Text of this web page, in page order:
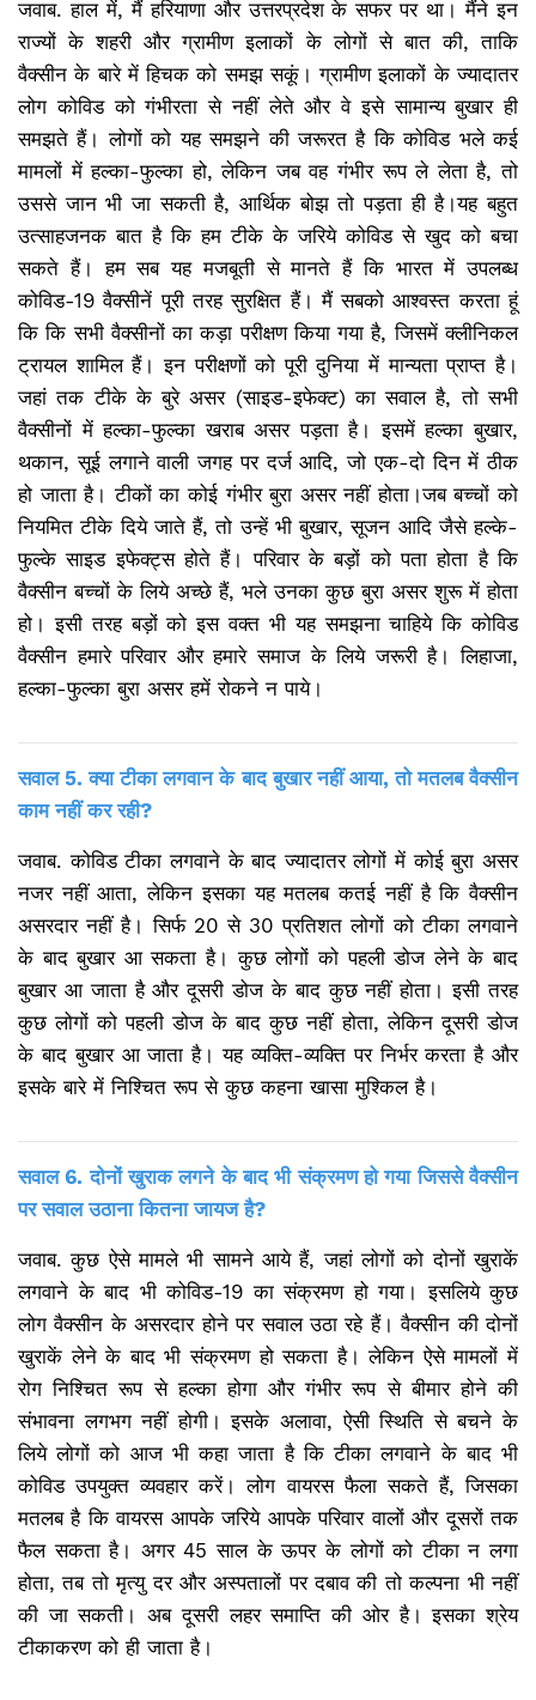
जवाब. हाल में, मैं हरियाणा और उत्तरप्रदेश के सफर पर था। मैंने इन
राज्यों के शहरी और ग्रामीण इलाकों के लोगों से बात की, ताकि
वैक्सीन के बारे में हिचक को समझ सकूं। ग्रामीण इलाकों के ज्यादातर
लोग कोविड को गंभीरता से नहीं लेते और वे इसे सामान्य बुखार ही
समझते हैं। लोगों को यह समझने की जरूरत है कि कोविड भले कई
मामलों में हल्का-फुल्का हो, लेकिन जब वह गंभीर रूप ले लेता है, तो
उससे जान भी जा सकती है, आर्थिक बोझ तो पड़ता ही है।यह बहुत
उत्साहजनक बात है कि हम टीके के जरिये कोविड से खुद को बचा
सकते हैं। हम सब यह मजबूती से मानते हैं कि भारत में उपलब्ध
कोविड-19 वैक्सीनें पूरी तरह सुरक्षित हैं। मैं सबको आश्वस्त करता हूं
कि कि सभी वैक्सीनों का कड़ा परीक्षण किया गया है, जिसमें क्लीनिकल
ट्रायल शामिल हैं। इन परीक्षणों को पूरी दुनिया में मान्यता प्राप्त है।
जहां तक टीके के बुरे असर (साइड-इफेक्ट) का सवाल है, तो सभी
वैक्सीनों में हल्का-फुल्का खराब असर पड़ता है। इसमें हल्का बुखार,
थकान, सूई लगाने वाली जगह पर दर्ज आदि, जो एक-दो दिन में ठीक
हो जाता है। टीकों का कोई गंभीर बुरा असर नहीं होता।जब बच्चों को
नियमित टीके दिये जाते हैं, तो उन्हें भी बुखार, सूजन आदि जैसे हल्के-
फुल्के साइड इफेक्ट्स होते हैं। परिवार के बड़ों को पता होता है कि
वैक्सीन बच्चों के लिये अच्छे हैं, भले उनका कुछ बुरा असर शुरू में होता
हो। इसी तरह बड़ों को इस वक्त भी यह समझना चाहिये कि कोविड
वैक्सीन हमारे परिवार और हमारे समाज के लिये जरूरी है। लिहाजा,
हल्का-फुल्का बुरा असर हमें रोकने न पाये।
सवाल 5. क्या टीका लगवान के बाद बुखार नहीं आया, तो मतलब वैक्सीन
काम नहीं कर रही?
जवाब. कोविड टीका लगवाने के बाद ज्यादातर लोगों में कोई बुरा असर
नजर नहीं आता, लेकिन इसका यह मतलब कतई नहीं है कि वैक्सीन
असरदार नहीं है। सिर्फ 20 से 30 प्रतिशत लोगों को टीका लगवाने
के बाद बुखार आ सकता है। कुछ लोगों को पहली डोज लेने के बाद
बुखार आ जाता है और दूसरी डोज के बाद कुछ नहीं होता। इसी तरह
कुछ लोगों को पहली डोज के बाद कुछ नहीं होता, लेकिन दूसरी डोज
के बाद बुखार आ जाता है। यह व्यक्ति-व्यक्ति पर निर्भर करता है और
इसके बारे में निश्चित रूप से कुछ कहना खासा मुश्किल है।
सवाल 6. दोनों खुराक लगने के बाद भी संक्रमण हो गया जिससे वैक्सीन
पर सवाल उठाना कितना जायज है?
जवाब. कुछ ऐसे मामले भी सामने आये हैं, जहां लोगों को दोनों खुराकें
लगवाने के बाद भी कोविड-19 का संक्रमण हो गया। इसलिये कुछ
लोग वैक्सीन के असरदार होने पर सवाल उठा रहे हैं। वैक्सीन की दोनों
खुराकें लेने के बाद भी संक्रमण हो सकता है। लेकिन ऐसे मामलों में
रोग निश्चित रूप से हल्का होगा और गंभीर रूप से बीमार होने की
संभावना लगभग नहीं होगी। इसके अलावा, ऐसी स्थिति से बचने के
लिये लोगों को आज भी कहा जाता है कि टीका लगवाने के बाद भी
कोविड उपयुक्त व्यवहार करें। लोग वायरस फैला सकते हैं, जिसका
मतलब है कि वायरस आपके जरिये आपके परिवार वालों और दूसरों तक
फैल सकता है। अगर 45 साल के ऊपर के लोगों को टीका न लगा
होता, तब तो मृत्यु दर और अस्पतालों पर दबाव की तो कल्पना भी नहीं
की जा सकती। अब दूसरी लहर समाप्ति की ओर है। इसका श्रेय
टीकाकरण को ही जाता है।